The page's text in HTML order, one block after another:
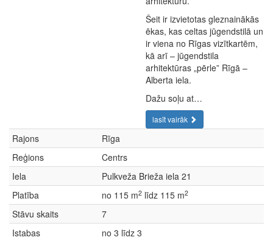
Šeit ir izvietotas gleznainākās
ēkas, kas celtas jūgendstilā un
ir viena no Rīgas vizītkartēm,
kā arī – jūgendstila
arhitektūras „pērle” Rīgā –
Alberta iela.
Dažu soļu at…
lasīt vairāk
Rajons
Rīga
Reģions
Centrs
Iela
Pulkveža Brieža iela 21
Platība
no 115 m2 līdz 115 m2
Stāvu skaits
7
Istabas
no 3 līdz 3